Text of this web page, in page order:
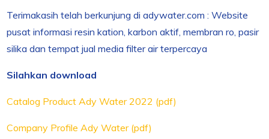
Terimakasih telah berkunjung di adywater.com : Website
pusat informasi resin kation, karbon aktif, membran ro, pasir
silika dan tempat jual media filter air terpercaya
Silahkan download
Catalog Product Ady Water 2022 (pdf)
Company Profile Ady Water (pdf)